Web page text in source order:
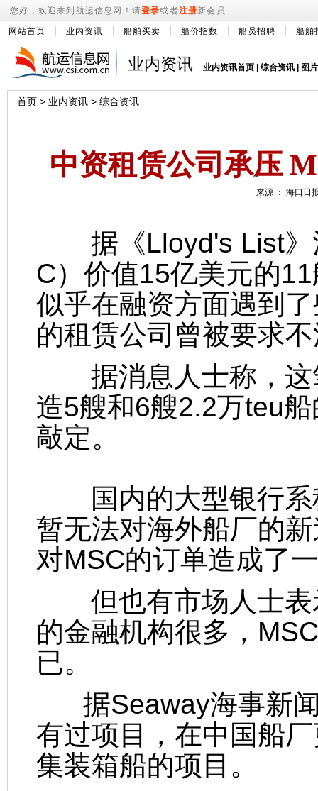
您好，欢迎来到航运信息网！请登录或者注册新会员
网站首页 业内资讯 船舶买卖 船价指数 船员招聘 船舶
业内资讯 业内资讯首页 综合资讯 图
首页 > 业内资讯 > 综合资讯
中资租赁公司承压
来源 ： 海口日
据《Lloyd's List》
C）价值15亿美元的
似乎在融资方面遇到
的租赁公司曾被要求
据消息人士称，这
造5艘和6艘2.2万teu
敲定。
国内的大型银行系
暂无法对海外船厂的
对MSC的订单造成了
但也有市场人士表
的金融机构很多，
已。
据Seaway海事新闻
有过项目，在中国船
集装箱船的项目。